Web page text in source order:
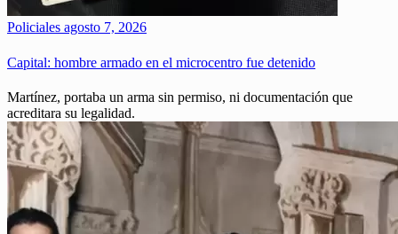
Policiales agosto 7, 2026
Capital: hombre armado en el microcentro fue detenido
Martínez, portaba un arma sin permiso, ni documentación que
acreditara su legalidad.